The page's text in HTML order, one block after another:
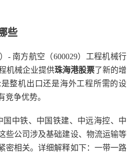
些
- 南方航空（600029）工程机械行
机械企业提供珠海港股票了新的增
是整机出口还是海外工程所需的设
竞争优势。
国中铁、中国铁建、中远海控、中
些公司涉及基础建设、物流运输等
密相关。详细解释如下：一带一路